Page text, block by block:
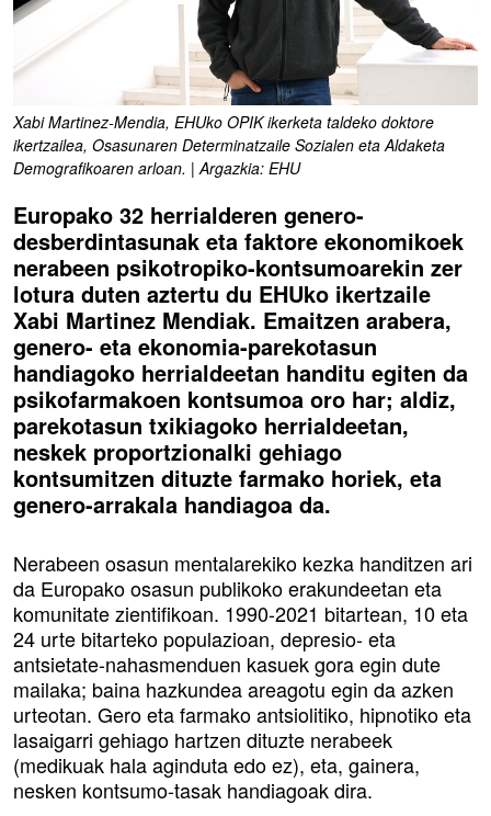
Xabi Martinez-Mendia, EHUko OPIK ikerketa taldeko doktore
ikertzailea, Osasunaren Determinatzaile Sozialen eta Aldaketa
Demografikoaren arloan. | Argazkia: EHU
Europako 32 herrialderen genero-
desberdintasunak eta faktore ekonomikoek
nerabeen psikotropiko-kontsumoarekin zer
lotura duten aztertu du EHUko ikertzaile
Xabi Martinez Mendiak. Emaitzen arabera,
genero- eta ekonomia-parekotasun
handiagoko herrialdeetan handitu egiten da
psikofarmakoen kontsumoa oro har; aldiz,
parekotasun txikiagoko herrialdeetan,
neskek proportzionalki gehiago
kontsumitzen dituzte farmako horiek, eta
genero-arrakala handiagoa da.
Nerabeen osasun mentalarekiko kezka handitzen ari
da Europako osasun publikoko erakundeetan eta
komunitate zientifikoan. 1990-2021 bitartean, 10 eta
24 urte bitarteko populazioan, depresio- eta
antsietate-nahasmenduen kasuek gora egin dute
mailaka; baina hazkundea areagotu egin da azken
urteotan. Gero eta farmako antsiolitiko, hipnotiko eta
lasaigarri gehiago hartzen dituzte nerabeek
(medikuak hala aginduta edo ez), eta, gainera,
nesken kontsumo-tasak handiagoak dira.